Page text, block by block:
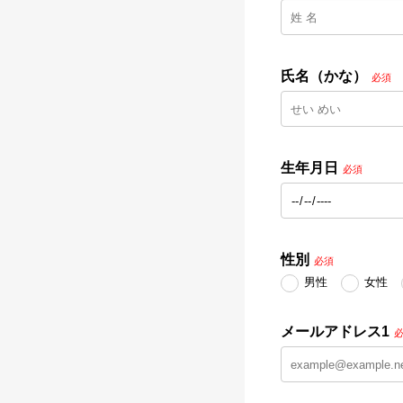
氏名（かな） 必須
生年月日 必須
性別 必須
男性 女性
メールアドレス1